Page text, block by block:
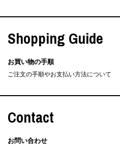
Shopping Guide
お買い物の手順
ご注文の手順やお支払い方法について
Contact
お問い合わせ